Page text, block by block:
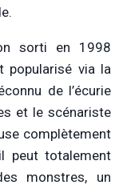
sorti en 1998
popularisé via la
de l’écurie
et le scénariste
complètement
peut totalement
monstres, un